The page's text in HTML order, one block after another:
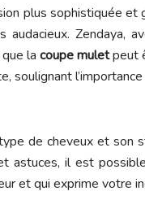
plus sophistiquée et
Zendaya,
la coupe muletpeut
soulignant
de cheveux et son
astuces, il est
et qui exprime votre